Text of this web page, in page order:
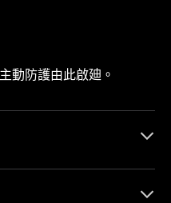
動防護由此啟廸。